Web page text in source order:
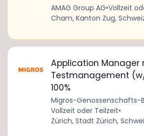
AMAG Group AG•Vollzeit
Cham, Kanton Zug,
Application Manager
Testmanagement
100%
Migros-Genossenschafts-
Vollzeit oder Teilzeit•
Zürich, Stadt Zürich,